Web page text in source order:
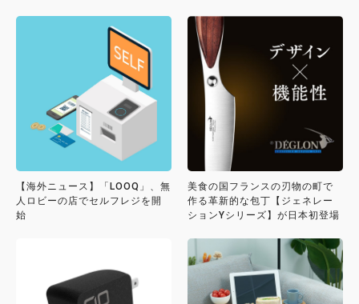
【海外ニュース】「LOOQ」、無
人ロビーの店でセルフレジを開
始
美食の国フランスの刃物の町で
作る革新的な包丁【ジェネレー
ションYシリーズ】が日本初登場